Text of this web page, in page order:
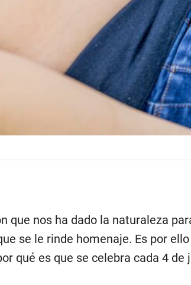
que nos ha dado la naturaleza
se le rinde homenaje. Es por
qué es que se celebra cada 4